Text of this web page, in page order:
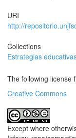
URI
http://
Collections
Estrategias
The following license
Creative Commons
Except where